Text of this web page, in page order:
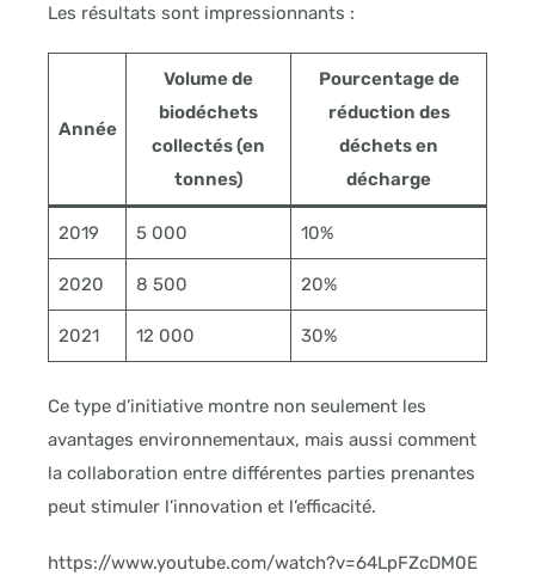
Les résultats sont impressionnants :
Année
Volume de
biodéchets
collectés (en
tonnes)
Pourcentage de
réduction des
déchets en
décharge
2019 5 000 10%
2020 8 500 20%
2021 12 000 30%
Ce type d’initiative montre non seulement les
avantages environnementaux, mais aussi comment
la collaboration entre différentes parties prenantes
peut stimuler l’innovation et l’efficacité.
https://www.youtube.com/watch?v=64LpFZcDM0E